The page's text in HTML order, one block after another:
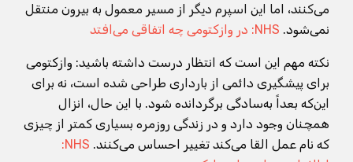
می‌کنند، اما این اسپرم دیگر از مسیر معمول به بیرون منتقل
نمی‌شود. NHS: در وازکتومی چه اتفاقی می‌افتد
نکته مهم این است که انتظار درست داشته باشید: وازکتومی
برای پیشگیری دائمی از بارداری طراحی شده است، نه برای
این‌که بعداً به‌سادگی برگردانده شود. با این حال، انزال
همچنان وجود دارد و در زندگی روزمره بسیاری کمتر از چیزی
که نام عمل القا می‌کند تغییر احساس می‌کنند.
NHS: